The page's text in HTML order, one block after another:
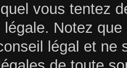
vous tentez
Notez
légal et ne